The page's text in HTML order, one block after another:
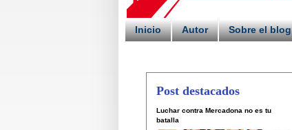
Inicio Autor Sobre el blog
Post destacados
Luchar contra Mercadona no es tu
batalla